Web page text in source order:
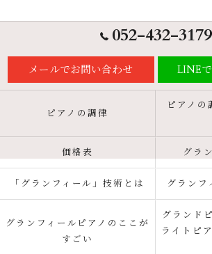
052-432-3179
メールでお問い合わせ LINE
ピアノの調律
ピアノの
価格表 グラ
「グランフィール」技術とは グランフ
グランフィールピアノのここが
すごい
グランド
ライトピ